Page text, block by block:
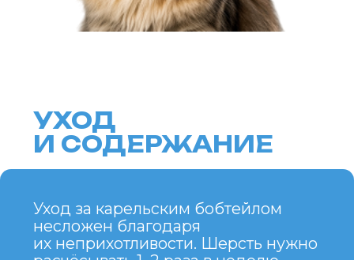
ПЛЮСЫ И МИНУСЫ
Уникальная внешность
с коротким хвостом.
Спокойный, дружелюбный
и независимый характер.
Крепкое здоровье
и выносливость.